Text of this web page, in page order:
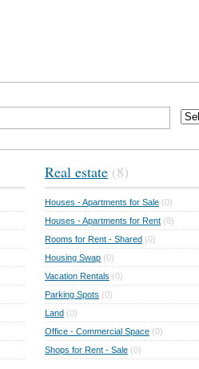
Real estate (8)
Houses - Apartments for Sale (0)
Houses - Apartments for Rent (8)
Rooms for Rent - Shared (0)
Housing Swap (0)
Vacation Rentals (0)
Parking Spots (0)
Land (0)
Office - Commercial Space (0)
Shops for Rent - Sale (0)